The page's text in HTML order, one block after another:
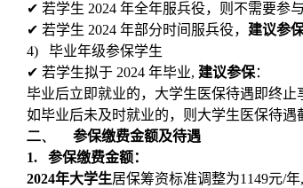
✔ 若学生 2024 年全年服兵役，则不需要参与
✔ 若学生 2024 年部分时间服兵役， 建议参
4)
毕业年级参保学生
✔ 若学生拟于 2024 年毕业, 建议参保：
毕业后立即就业的，大学生医保待遇即终止
如毕业后未及时就业的，则大学生医保待遇
二、
参保缴费金额及待遇
1.
参保缴费金额：
2024年大学生居保筹资标准调整为1149元/年,